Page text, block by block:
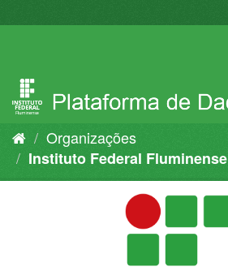
para
Organizações
Instituto Federal Fluminense